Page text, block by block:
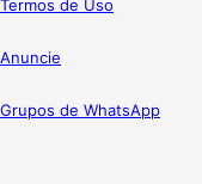
Termos de Uso
Anuncie
Grupos de WhatsApp